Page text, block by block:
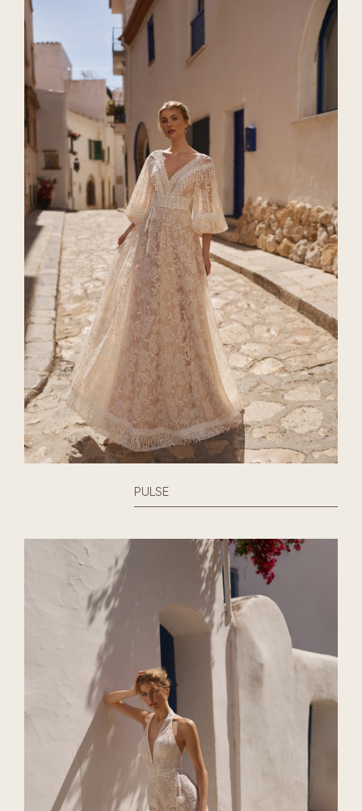
PULSE